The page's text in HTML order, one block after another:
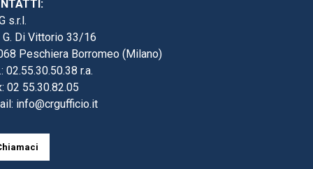
s.r.l.
G. Di Vittorio 33/16
Peschiera Borromeo (Milano)
02.55.30.50.38 r.a.
02 55.30.82.05
info@crgufficio.it